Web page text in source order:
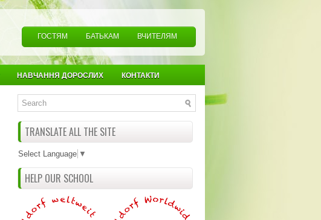
ГОСТЯМ БАТЬКАМ ВЧИТЕЛЯМ
НАВЧАННЯ ДОРОСЛИХ КОНТАКТИ
TRANSLATE ALL THE SITE
Select Language ▼
HELP OUR SCHOOL